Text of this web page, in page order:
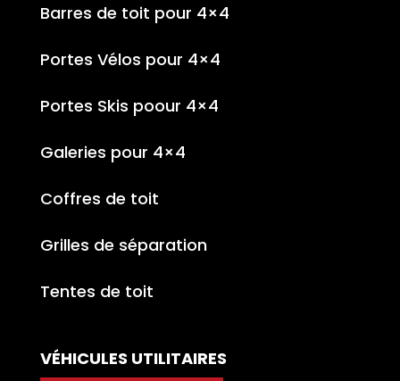
Barres de toit pour 4×4
Portes Vélos pour 4×4
Portes Skis poour 4×4
Galeries pour 4×4
Coffres de toit
Grilles de séparation
Tentes de toit
VÉHICULES UTILITAIRES